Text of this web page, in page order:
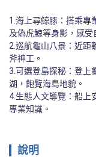
1.海上尋鯨豚：搭乘專
及偽虎鯨等身影，感受
2.巡航龜山八景：近距
斧神工。
3.可選登島探秘：登上
湖，飽覽海島地貌。
4.生態人文導覽：船上
專業知識。
說明